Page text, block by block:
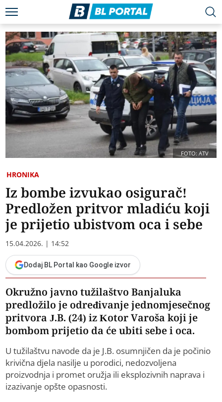
FOTO: ATV
HRONIKA
Iz bombe izvukao osigurač!
Predložen pritvor mladiću koji
je prijetio ubistvom oca i sebe
15.04.2026. | 14:52
Dodaj BL Portal kao Google izvor
Okružno javno tužilaštvo Banjaluka
predložilo je određivanje jednomjesečnog
pritvora J.B. (24) iz Kotor Varoša koji je
bombom prijetio da će ubiti sebe i oca.
U tužilaštvu navode da je J.B. osumnjičen da je počinio
krivična djela nasilje u porodici, nedozvoljena
proizvodnja i promet oružja ili eksplozivnih naprava i
izazivanje opšte opasnosti.